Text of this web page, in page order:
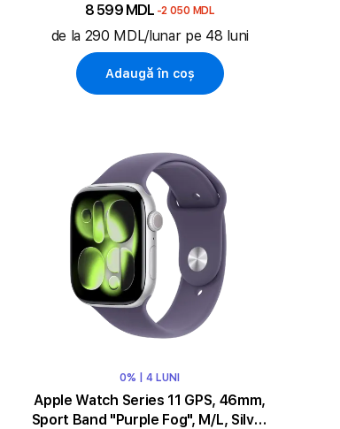
8 599 MDL -2 050 MDL
de la 290 MDL/lunar pe 48 luni
Adaugă în coș
0% | 4 LUNI
Apple Watch Series 11 GPS, 46mm,
Sport Band "Purple Fog", M/L, Silver